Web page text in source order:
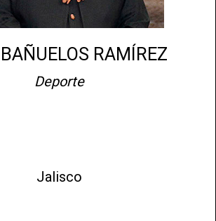
RAMÍREZ
Deporte
Jalisco